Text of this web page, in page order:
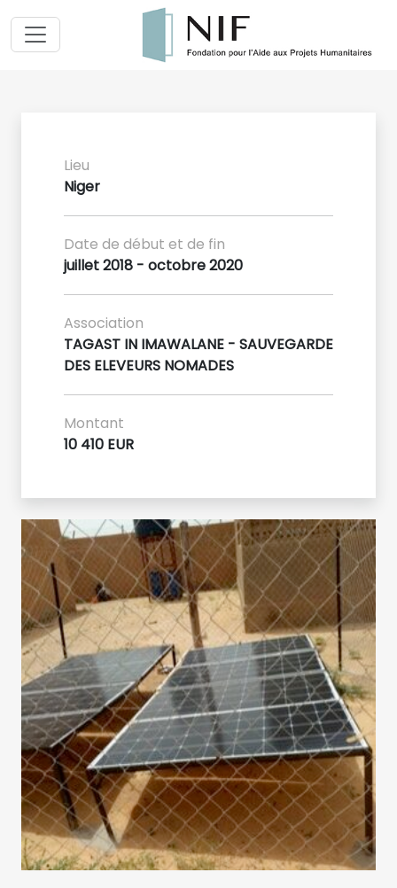
Lieu
Niger
Date de début et de fin
juillet 2018 - octobre 2020
Association
TAGAST IN IMAWALANE - SAUVEGARDE
DES ELEVEURS NOMADES
Montant
10 410 EUR